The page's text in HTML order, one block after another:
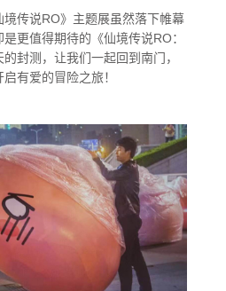
传说RO》主题展虽然落下帷幕
更值得期待的《仙境传说RO：
封测，让我们一起回到南门，
有爱的冒险之旅！